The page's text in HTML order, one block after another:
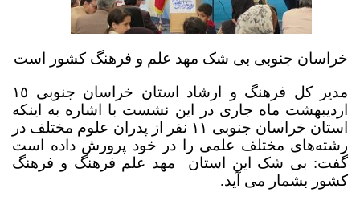
خراسان جنوبی بی شک مهد علم و فرهنگ کشور است
مدیر کل فرهنگ و ارشاد استان خراسان جنوبی ١٥
اردیبهشت ماه جاری در این نشست با اشاره به اینکه
استان خراسان جنوبی ۱۱ نفر از پدران علوم مختلف در
رشته‌های مختلف علمی را در خود پرورش داده است
گفت: بی شک این استان مهد علم فرهنگ و فرهنگ
کشور بشمار می آید.